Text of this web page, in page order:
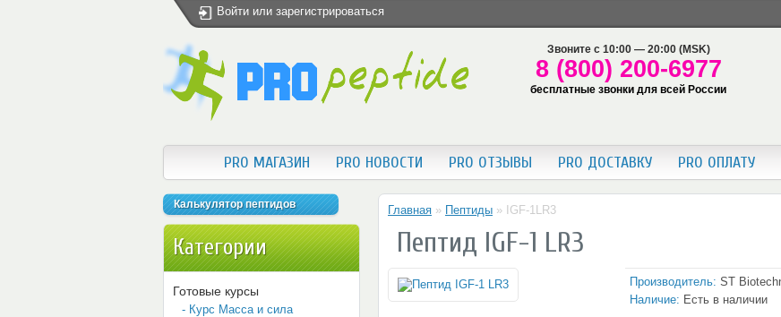
Войти или зарегистрироваться
Звоните с 10:00 — 20:00 (MSK)
8 (800) 200-6977
бесплатные звонки для всей России
PRO МАГАЗИН PRO НОВОСТИ PRO ОТЗЫВЫ PRO ДОСТАВКУ PRO ОПЛАТУ
Калькулятор пептидов
Категории
Готовые курсы
- Курс Масса и сила
Главная » Пептиды » IGF-1LR3
Пептид IGF-1 LR3
Производитель: ST
Наличие: Есть в наличии